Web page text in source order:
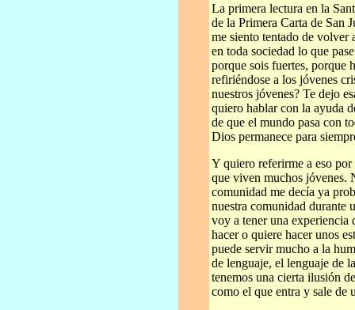
La primera lectura en la
de la Primera Carta de San
me siento tentado de volver
en toda sociedad lo que
porque sois fuertes, porque
refiriéndose a los jóvenes
nuestros jóvenes? Te dejo
quiero hablar con la ayuda
de que el mundo pasa con
Dios permanece para
Y quiero referirme a eso
que viven muchos jóvenes.
comunidad me decía ya
nuestra comunidad durante
voy a tener una experiencia
hacer o quiere hacer unos
puede servir mucho a la
de lenguaje, el lenguaje de
tenemos una cierta ilusión
como el que entra y sale de